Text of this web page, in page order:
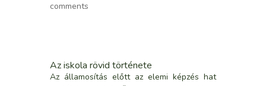
comments
Az iskola rövid története
Az államosítás előtt az elemi képzés hat